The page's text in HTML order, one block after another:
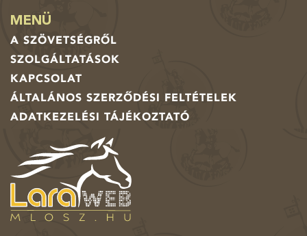
MENÜ
A SZÖVETSÉGRŐL
SZOLGÁLTATÁSOK
KAPCSOLAT
ÁLTALÁNOS SZERZŐDÉSI FELTÉTELEK
ADATKEZELÉSI TÁJÉKOZTATÓ